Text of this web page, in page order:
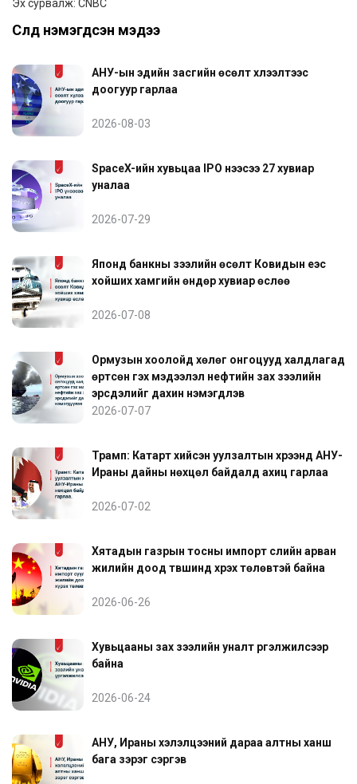
Эх сурвалж: CNBC
Сүүлд нэмэгдсэн мэдээ
АНУ-ын эдийн засгийн өсөлт хүлээлтээс
доогуур гарлаа
2026-08-03
SpaceX-ийн хувьцаа IPO үнээсээ 27 хувиар
уналаа
2026-07-29
Японд банкны зээлийн өсөлт Ковидын үеэс
хойших хамгийн өндөр хувиар өслөө
2026-07-08
Ормузын хоолойд хөлөг онгоцууд халдлагад
өртсөн гэх мэдээлэл нефтийн зах зээлийн
эрсдэлийг дахин нэмэгдүүлэв
2026-07-07
Трамп: Катарт хийсэн уулзалтын хүрээнд АНУ-
Ираны дайны нөхцөл байдалд ахиц гарлаа
2026-07-02
Хятадын газрын тосны импорт сүүлийн арван
жилийн доод түвшинд хүрэх төлөвтэй байна
2026-06-26
Хувьцааны зах зээлийн уналт үргэлжилсээр
байна
2026-06-24
АНУ, Ираны хэлэлцээний дараа алтны ханш
бага зэрэг сэргэв